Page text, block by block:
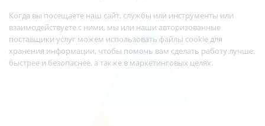
Когда вы посещаете наш сайт, службы или инструменты или
взаимодействуете с ними, мы или наши авторизованные
поставщики услуг можем использовать файлы cookie для
хранения информации, чтобы помочь вам сделать работу лучше,
быстрее и безопаснее, а также в маркетинговых целях.